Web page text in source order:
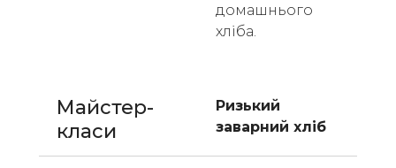
домашнього
хліба.
Майстер-
класи
Ризький
заварний хліб